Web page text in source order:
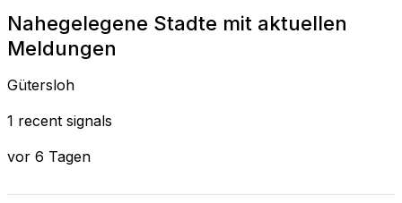
Nahegelegene Stadte mit aktuellen
Meldungen
Gütersloh
1 recent signals
vor 6 Tagen